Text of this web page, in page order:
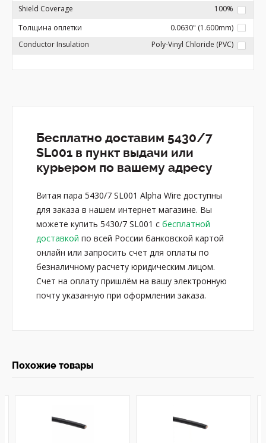
Shield Coverage
100%
Толщина оплетки
0.0630" (1.600mm)
Conductor Insulation
Poly-Vinyl Chloride (PVC)
Бесплатно доставим 5430/7
SL001 в пункт выдачи или
курьером по вашему адресу
Витая пара 5430/7 SL001 Alpha Wire доступны
для заказа в нашем интернет магазине. Вы
можете купить 5430/7 SL001 с бесплатной
доставкой по всей России банковской картой
онлайн или запросить счет для оплаты по
безналичному расчету юридическим лицом.
Счет на оплату пришлём на вашу электронную
почту указанную при оформлении заказа.
Похожие товары